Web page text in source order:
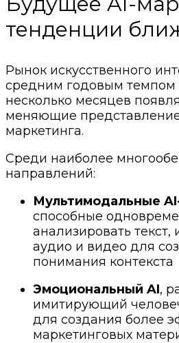
тенденции
Рынок искусственного
средним годовым темпом
несколько месяцев
меняющие
маркетинга.
Среди наиболее
направлений:
Мультимодальные
способные
анализировать текст,
аудио и видео для
понимания контекста
Эмоциональный AI,
имитирующий
для создания более
маркетинговых